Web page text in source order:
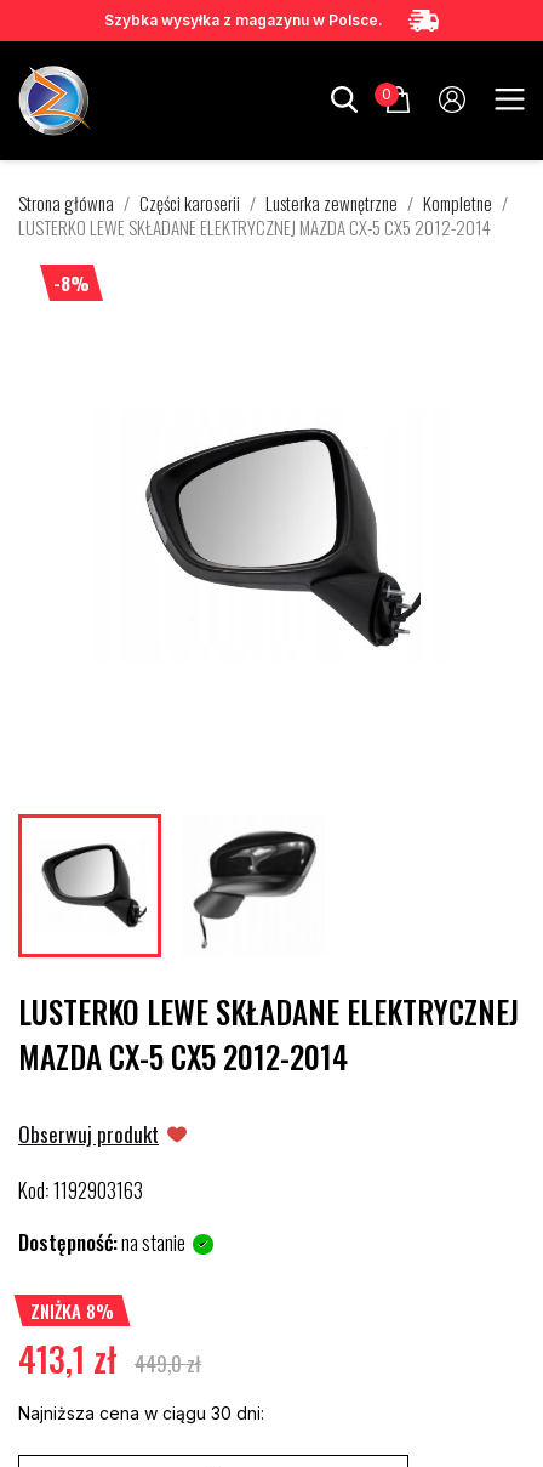
Szybka wysyłka z magazynu w Polsce.
0
Strona główna Części karoserii Lusterka zewnętrzne
Kompletne
LUSTERKO LEWE SKŁADANE ELEKTRYCZNEJ MAZDA CX-5 CX5 2012-2014
-8%
LUSTERKO LEWE SKŁADANE ELEKTRYCZNEJ
MAZDA CX-5 CX5 2012-2014
Obserwuj produkt
Kod:1192903163
Dostępność:na stanie
ZNIŻKA 8%
413,1 zł 449,0 zł
Najniższa cena w ciągu 30 dni: